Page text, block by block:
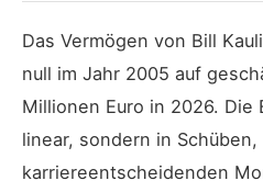
Das Vermögen von Bill
null im Jahr 2005 auf
Millionen Euro in 2026.
linear, sondern in Schüben,
karriereentscheidenden